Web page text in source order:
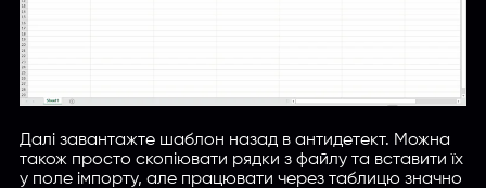
Далi завантажте шаблон назад в антидетект. Можна
також просто скопіювати рядки з файлу та вставити їх
у поле імпорту, але працювати через таблицю значно